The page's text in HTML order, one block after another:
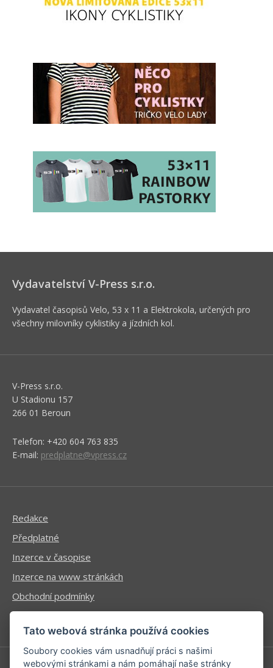
Vydavatelství V-Press s.r.o.
Vydavatel časopisů Velo, 53 x 11 a Elektrokola, určených pro
všechny milovníky cyklistiky a jízdních kol.
V-Press s.r.o.
U Stadionu 157
266 01 Beroun
Telefon: +420 604 763 835
E-mail: predplatne@vpress.cz
Redakce
Předplatné
Inzerce v časopise
Inzerce na www stránkách
Obchodní podmínky
Ochrana osobních údajů
Tato webová stránka používá cookies
Soubory cookies vám usnadňují práci s našimi
webovými stránkami a nám pomáhají naše stránky